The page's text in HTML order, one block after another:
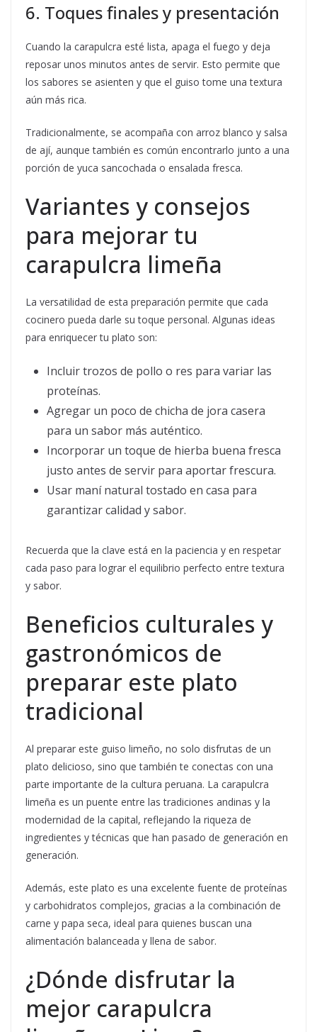
6. Toques finales y presentación
Cuando la carapulcra esté lista, apaga el fuego y deja
reposar unos minutos antes de servir. Esto permite que
los sabores se asienten y que el guiso tome una textura
aún más rica.
Tradicionalmente, se acompaña con arroz blanco y salsa
de ají, aunque también es común encontrarlo junto a una
porción de yuca sancochada o ensalada fresca.
Variantes y consejos
para mejorar tu
carapulcra limeña
La versatilidad de esta preparación permite que cada
cocinero pueda darle su toque personal. Algunas ideas
para enriquecer tu plato son:
Incluir trozos de pollo o res para variar las
proteínas.
Agregar un poco de chicha de jora casera
para un sabor más auténtico.
Incorporar un toque de hierba buena fresca
justo antes de servir para aportar frescura.
Usar maní natural tostado en casa para
garantizar calidad y sabor.
Recuerda que la clave está en la paciencia y en respetar
cada paso para lograr el equilibrio perfecto entre textura
y sabor.
Beneficios culturales y
gastronómicos de
preparar este plato
tradicional
Al preparar este guiso limeño, no solo disfrutas de un
plato delicioso, sino que también te conectas con una
parte importante de la cultura peruana. La carapulcra
limeña es un puente entre las tradiciones andinas y la
modernidad de la capital, reflejando la riqueza de
ingredientes y técnicas que han pasado de generación en
generación.
Además, este plato es una excelente fuente de proteínas
y carbohidratos complejos, gracias a la combinación de
carne y papa seca, ideal para quienes buscan una
alimentación balanceada y llena de sabor.
¿Dónde disfrutar la
mejor carapulcra